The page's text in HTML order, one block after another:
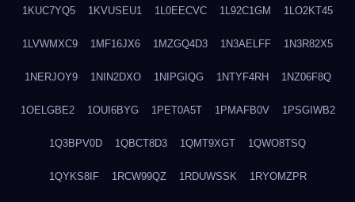
1KUC7YQ5 1KVUSEU1 1L0EECVC 1L92C1GM 1LO2KT45
1LVWMXC9 1MF16JX6 1MZGQ4D3 1N3AELFF 1N3R82X5
1NERJOY9 1NIN2DXO 1NIPGIQG 1NTYF4RH 1NZ06F8Q
1OELGBE2 1OUI6BYG 1PET0A5T 1PMAFB0V 1PSGIWB2
1Q3BPV0D 1QBCT8D3 1QMT9XGT 1QWO8TSQ
1QYKS8IF 1RCW99QZ 1RDUWSSK 1RYOMZPR